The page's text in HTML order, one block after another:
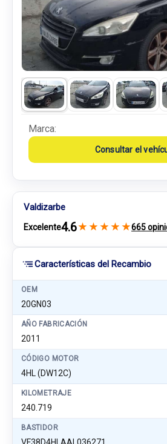
Características del Recambio
OEM
20GN03
AÑO FABRICACIÓN
2011
CÓDIGO MOTOR
4HL (DW12C)
KILOMETRAJE
240.719
BASTIDOR
Marca:
Consultar el
Valdizarbe
Excelente4.6★ ★ ★ ★ ★665